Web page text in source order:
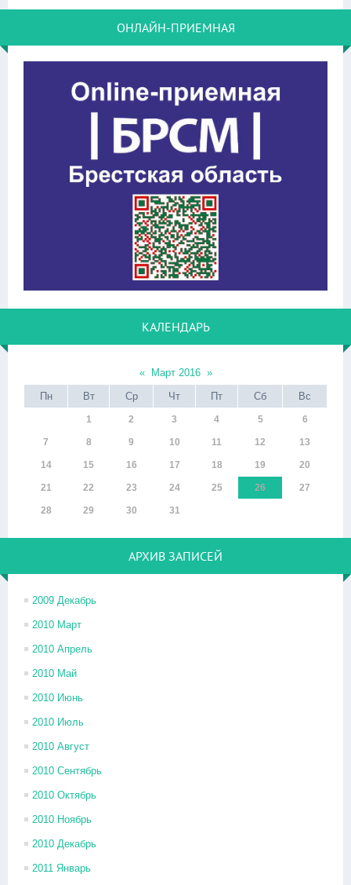
ОНЛАЙН-ПРИЕМНАЯ
КАЛЕНДАРЬ
« Март 2016 »
Пн
Вт Ср Чт Пт Сб Вс
1 2 3 4 5 6
7 8 9 10 11 12 13
14 15 16 17 18 19 20
21 22 23 24 25 26 27
28 29 30 31
АРХИВ ЗАПИСЕЙ
2009 Декабрь
2010 Март
2010 Апрель
2010 Май
2010 Июнь
2010 Июль
2010 Август
2010 Сентябрь
2010 Октябрь
2010 Ноябрь
2010 Декабрь
2011 Январь